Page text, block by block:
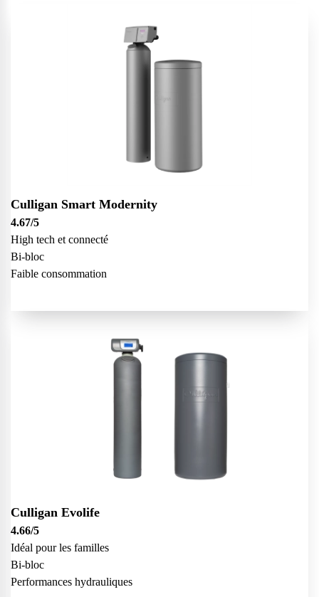
Culligan Smart Modernity
4.67/5
High tech et connecté
Bi-bloc
Faible consommation
Culligan Evolife
4.66/5
Idéal pour les familles
Bi-bloc
Performances hydrauliques